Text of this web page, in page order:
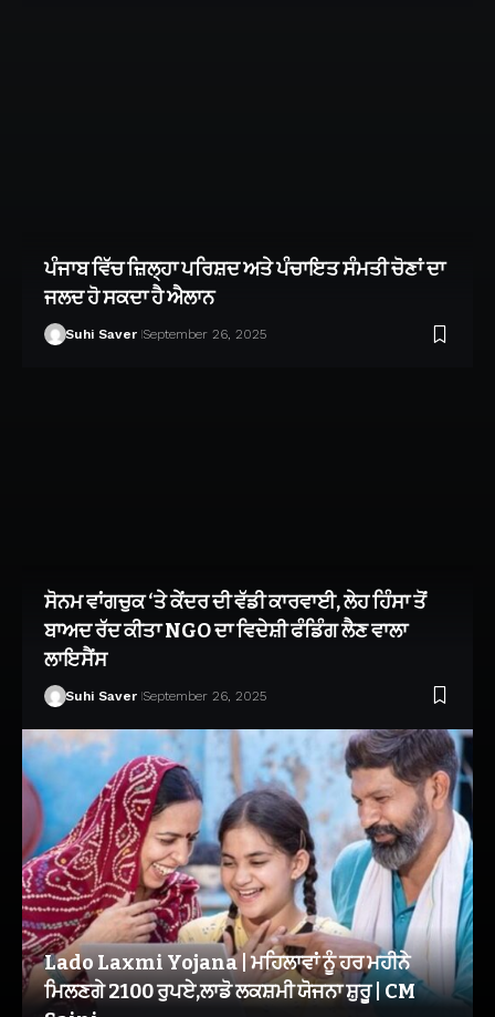
ਪੰਜਾਬ ਵਿੱਚ ਜ਼ਿਲ੍ਹਾ ਪਰਿਸ਼ਦ ਅਤੇ ਪੰਚਾਇਤ ਸੰਮਤੀ ਚੋਣਾਂ ਦਾ
ਜਲਦ ਹੋ ਸਕਦਾ ਹੈ ਐਲਾਨ
Suhi Saver September 26, 2025
ਸੋਨਮ ਵਾਂਗਚੁਕ ‘ਤੇ ਕੇਂਦਰ ਦੀ ਵੱਡੀ ਕਾਰਵਾਈ, ਲੇਹ ਹਿੰਸਾ ਤੋਂ
ਬਾਅਦ ਰੱਦ ਕੀਤਾ NGO ਦਾ ਵਿਦੇਸ਼ੀ ਫੰਡਿੰਗ ਲੈਣ ਵਾਲਾ
ਲਾਇਸੈਂਸ
Suhi Saver September 26, 2025
Lado Laxmi Yojana | ਮਹਿਲਾਵਾਂ ਨੂੰ ਹਰ ਮਹੀਨੇ
ਮਿਲਣਗੇ 2100 ਰੁਪਏ,ਲਾਡੋ ਲਕਸ਼ਮੀ ਯੋਜਨਾ ਸ਼ੁਰੂ | CM